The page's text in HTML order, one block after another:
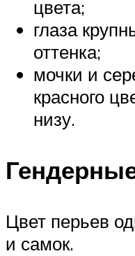
цвета;
глаза
оттенка;
мочки и
красного
низу.
Цвет перьев
и самок.